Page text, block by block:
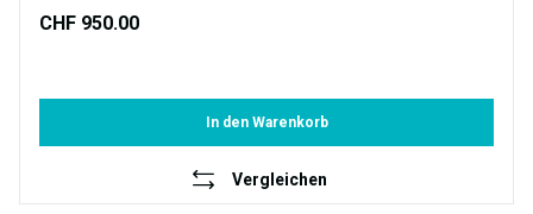
CHF 950.00
In den Warenkorb
Vergleichen